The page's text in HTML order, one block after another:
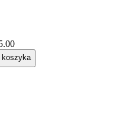
koszyka